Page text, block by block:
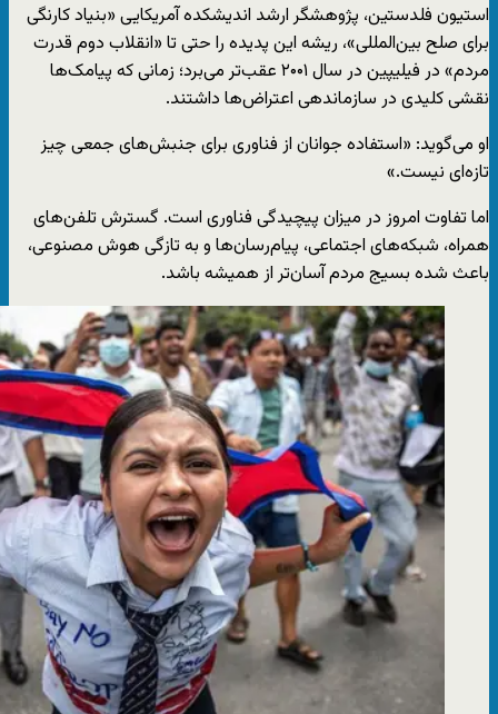
استیون فلدستین، پژوهشگر ارشد اندیشکده آمریکایی «بنیاد کارنگی
برای صلح بین‌المللی»، ریشه این پدیده را حتی تا «انقلاب دوم قدرت
مردم» در فیلیپین در سال ۲۰۰۱ عقب‌تر می‌برد؛ زمانی که پیامک‌‌ها
نقشی کلیدی در سازماندهی اعتراض‌ها داشتند.
او می‌گوید: «استفاده جوانان از فناوری برای جنبش‌های جمعی چیز
تازه‌ای نیست.»
اما تفاوت امروز در میزان پیچیدگی فناوری است. گسترش تلفن‌های
همراه، شبکه‌های اجتماعی، پیام‌رسان‌ها و به تازگی هوش مصنوعی،
باعث شده بسیج مردم آسان‌تر از همیشه باشد.